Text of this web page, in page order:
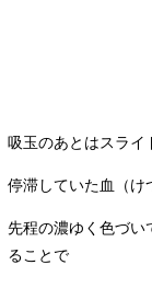
吸玉のあとはスライ
停滞していた血（け
先程の濃ゆく色づい
ることで